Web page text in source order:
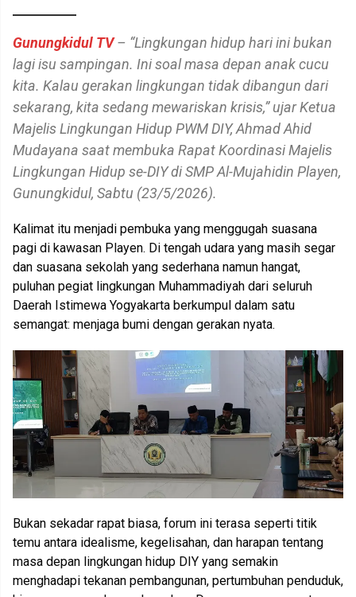
Gunungkidul TV– “Lingkungan hidup hari ini bukan
lagi isu sampingan. Ini soal masa depan anak cucu
kita. Kalau gerakan lingkungan tidak dibangun dari
sekarang, kita sedang mewariskan krisis,” ujar Ketua
Majelis Lingkungan Hidup PWM DIY, Ahmad Ahid
Mudayana saat membuka Rapat Koordinasi Majelis
Lingkungan Hidup se-DIY di SMP Al-Mujahidin Playen,
Gunungkidul, Sabtu (23/5/2026).
Kalimat itu menjadi pembuka yang menggugah suasana
pagi di kawasan Playen. Di tengah udara yang masih segar
dan suasana sekolah yang sederhana namun hangat,
puluhan pegiat lingkungan Muhammadiyah dari seluruh
Daerah Istimewa Yogyakarta berkumpul dalam satu
semangat: menjaga bumi dengan gerakan nyata.
Bukan sekadar rapat biasa, forum ini terasa seperti titik
temu antara idealisme, kegelisahan, dan harapan tentang
masa depan lingkungan hidup DIY yang semakin
menghadapi tekanan pembangunan, pertumbuhan penduduk,